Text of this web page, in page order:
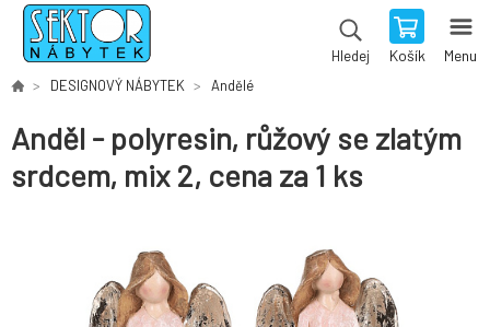
Hledej Košík Menu
DESIGNOVÝ NÁBYTEK Andělé
Anděl - polyresin, růžový se zlatým
srdcem, mix 2, cena za 1 ks